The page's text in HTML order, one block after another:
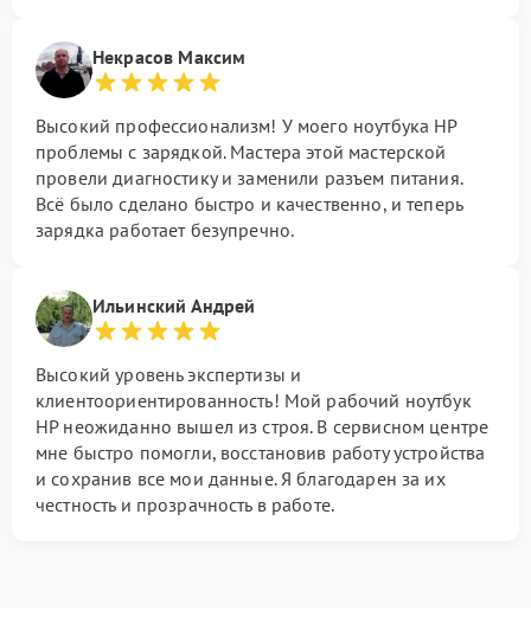
Некрасов Максим
Высокий профессионализм! У моего ноутбука HP
проблемы с зарядкой. Мастера этой мастерской
провели диагностику и заменили разъем питания.
Всё было сделано быстро и качественно, и теперь
зарядка работает безупречно.
Ильинский Андрей
Высокий уровень экспертизы и
клиентоориентированность! Мой рабочий ноутбук
HP неожиданно вышел из строя. В сервисном центре
мне быстро помогли, восстановив работу устройства
и сохранив все мои данные. Я благодарен за их
честность и прозрачность в работе.